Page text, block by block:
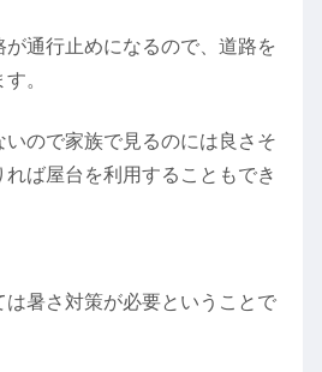
通行止めになるので、道路を
。
ので家族で見るのには良さそ
れば屋台を利用することもでき
暑さ対策が必要ということで